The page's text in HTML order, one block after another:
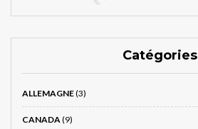
Catégories
ALLEMAGNE(3)
CANADA (9)